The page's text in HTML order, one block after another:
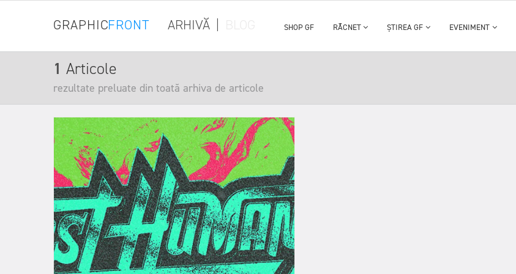
GRAPHICFRONT ARHIVĂ SHOP GF RĂCNET ȘTIREA GF EVENIMENT
1 Articole
rezultate preluate din toată arhiva de articole